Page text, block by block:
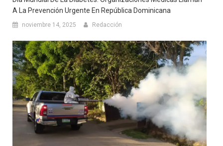
A La Prevención Urgente En República Dominicana
noviembre 14, 2025 Redacción